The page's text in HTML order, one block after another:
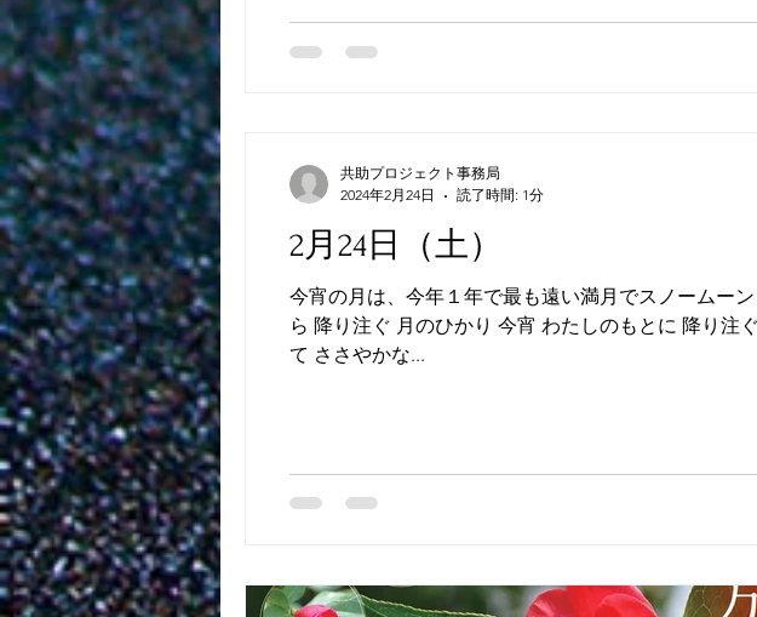
2月24日（土）
今宵の月は、今年１年で最も遠い満月でスノームー
ら 降り注ぐ 月のひかり 今宵 わたしのもとに 降り注
て ささやかな...
共助プロジェクト事務局
2024年2月24日
読了時間: 1分